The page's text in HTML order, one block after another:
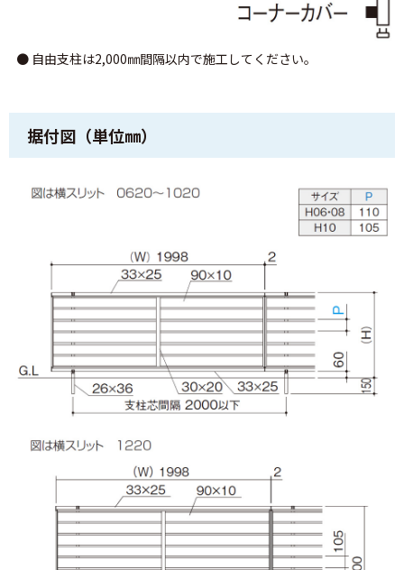
● 自由支柱は2,000㎜間隔以内で施工してください。
据付図（単位㎜）